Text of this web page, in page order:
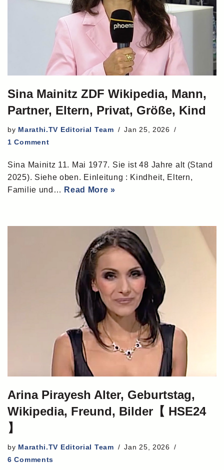
Sina Mainitz ZDF Wikipedia, Mann,
Partner, Eltern, Privat, Größe, Kind
by Marathi.TV Editorial Team
Jan 25, 2026
1 Comment
Sina Mainitz 11. Mai 1977. Sie ist 48 Jahre alt (Stand
2025). Siehe oben. Einleitung : Kindheit, Eltern,
Familie und… Read More »
Arina Pirayesh Alter, Geburtstag,
Wikipedia, Freund, Bilder【 HSE24
】
by Marathi.TV Editorial Team
Jan 25, 2026
6 Comments